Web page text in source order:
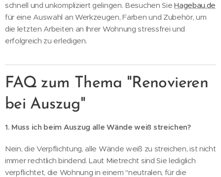
schnell und unkompliziert gelingen. Besuchen SieHagebau.de
für eine Auswahl an Werkzeugen, Farben und Zubehör, um
die letzten Arbeiten an Ihrer Wohnung stressfrei und
erfolgreich zu erledigen.
FAQ zum Thema "Renovieren
bei Auszug"
1. Muss ich beim Auszug alle Wände weiß streichen?
Nein, die Verpflichtung, alle Wände weiß zu streichen, ist nicht
immer rechtlich bindend. Laut Mietrecht sind Sie lediglich
verpflichtet, die Wohnung in einem "neutralen, für die